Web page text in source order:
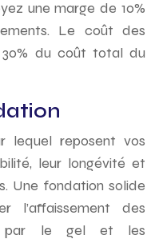
une marge de 10%
Le coût des
30% du coût total du
lequel reposent vos
leur longévité et
Une fondation solide
l’affaissement des
par le gel et les